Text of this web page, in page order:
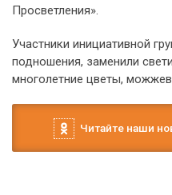
Просветления».
Участники инициативной
подношения, заменили
многолетние цветы,
Читайте наши